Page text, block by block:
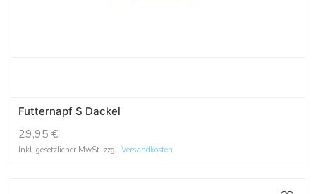
Futternapf S Dackel
29,95 €
Inkl. gesetzlicher MwSt. zzgl. Versandkosten